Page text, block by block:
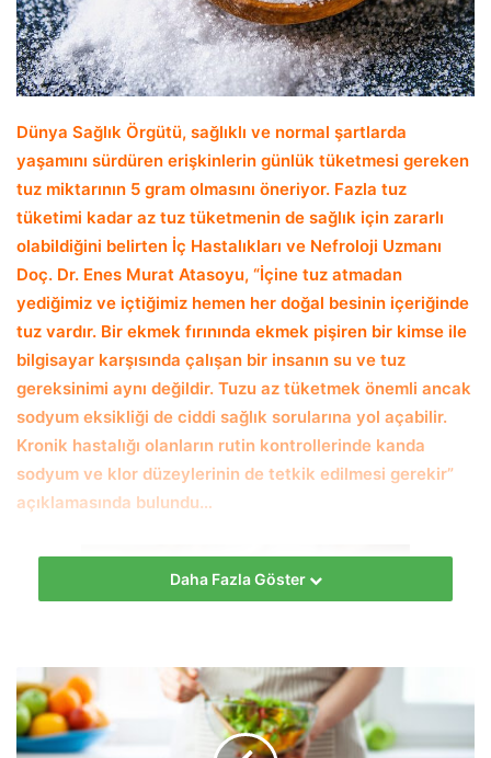
Dünya Sağlık Örgütü, sağlıklı ve normal şartlarda
yaşamını sürdüren erişkinlerin günlük tüketmesi gereken
tuz miktarının 5 gram olmasını öneriyor. Fazla tuz
tüketimi kadar az tuz tüketmenin de sağlık için zararlı
olabildiğini belirten İç Hastalıkları ve Nefroloji Uzmanı
Doç. Dr. Enes Murat Atasoyu, “İçine tuz atmadan
yediğimiz ve içtiğimiz hemen her doğal besinin içeriğinde
tuz vardır. Bir ekmek fırınında ekmek pişiren bir kimse ile
bilgisayar karşısında çalışan bir insanın su ve tuz
gereksinimi aynı değildir. Tuzu az tüketmek önemli ancak
sodyum eksikliği de ciddi sağlık sorularına yol açabilir.
Kronik hastalığı olanların rutin kontrollerinde kanda
sodyum ve klor düzeylerinin de tetkik edilmesi gerekir”
açıklamasında bulundu…
Daha Fazla Göster